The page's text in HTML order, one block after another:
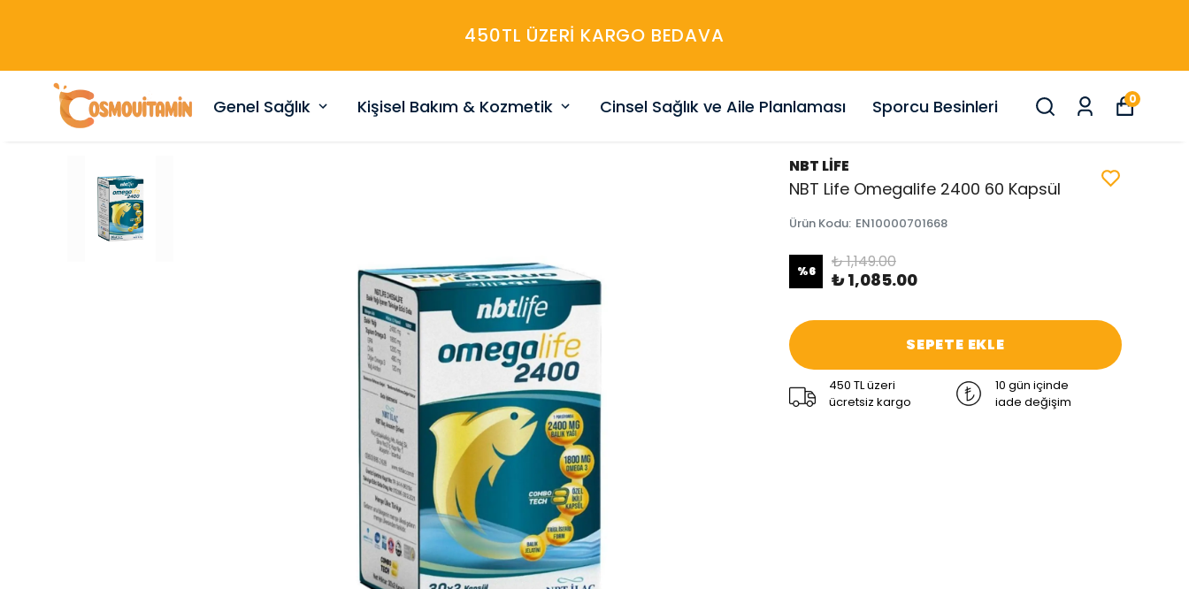
450TL ÜZERİ KARGO BEDAVA
Genel Sağlık Kişisel Bakım & Kozmetik Cinsel Sağlık ve Aile Planlaması Sporcu Besinleri 0
NBT LİFE
NBT Life Omegalife 2400 60 Kapsül
Ürün Kodu: EN10000701668
%6 ₺ 1,149.00
₺ 1,085.00
SEPETE EKLE
450 TL üzeri
ücretsiz kargo
10 gün içinde
iade değişim